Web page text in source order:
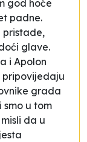
god hoće
padne.
pristade,
glave.
i Apolon
pripovijedaju
grada
smo u tom
da u